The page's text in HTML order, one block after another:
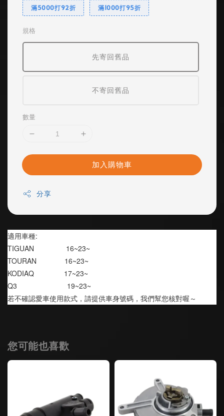
滿5000打92折 滿1000打95折
規格
先寄回舊品
不寄回舊品
數量
加入購物車
分享
適用車種:
TIGUAN                16~23~
TOURAN              16~23~
KODIAQ               17~23~
Q3                         19~23~
若不確認愛車使用款式，請提供車身號碼，我們幫您核對喔～
您可能也喜歡